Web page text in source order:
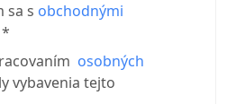
sa s obchodnými
*
osobných
vybavenia tejto